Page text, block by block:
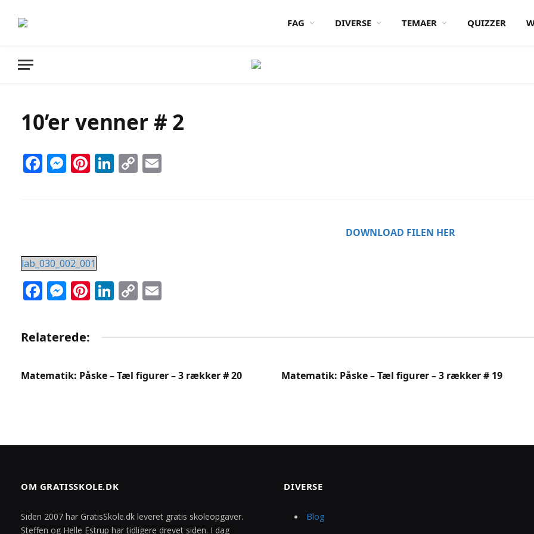
FAG DIVERSE TEMAER QUIZZER
10’er venner # 2
Facebook
Messenger
Pinterest
LinkedIn
Copy
DOWNLOAD FILEN HER
lab_030_002_001
Facebook
Messenger
Pinterest
LinkedIn
Copy
Relaterede:
Matematik: Påske – Tæl figurer – 3 rækker # 20 Matematik: Påske – Tæl figurer – 3 rækker # 19
OM GRATISSKOLE.DK
Siden 2007 har GratisSkole.dk leveret gratis skoleopgaver.
Steffen og Helle Estrup har tidligere drevet siden. I dag
DIVERSE
Blog